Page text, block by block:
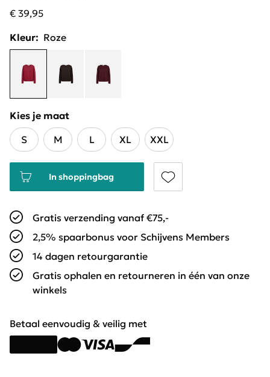
€ 39,95
Kleur: Roze
Kies je maat
S
M L XL XXL
In shoppingbag
Gratis verzending vanaf €75,-
2,5% spaarbonus voor Schijvens Members
14 dagen retourgarantie
Gratis ophalen en retourneren in één van onze
winkels
Betaal eenvoudig & veilig met